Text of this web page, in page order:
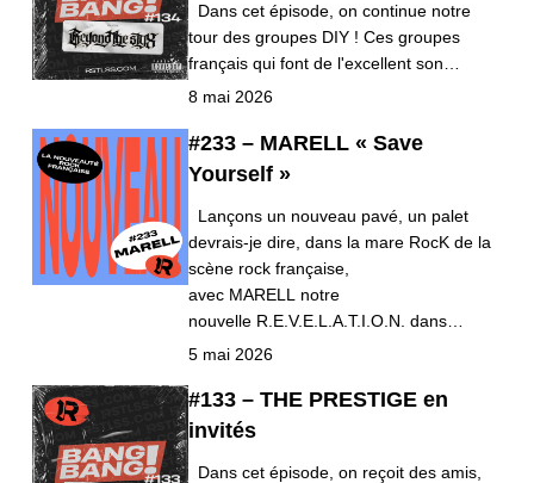
Dans cet épisode, on continue notre
tour des groupes DIY ! Ces groupes
français qui font de l'excellent son…
8 mai 2026
#233 – MARELL « Save
Yourself »
Lançons un nouveau pavé, un palet
devrais-je dire, dans la mare RocK de la
scène rock française,
avec MARELL notre
nouvelle R.E.V.E.L.A.T.I.O.N. dans…
5 mai 2026
#133 – THE PRESTIGE en
invités
Dans cet épisode, on reçoit des amis,